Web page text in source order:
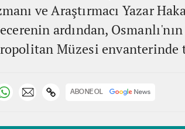
ve Araştırmacı Yazar
ardından,
Müzesi envanterinde
ABONE OL